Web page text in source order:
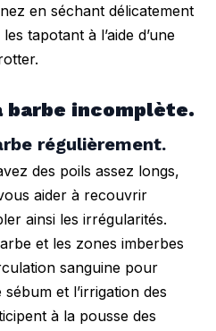
en séchant délicatement
tapotant à l’aide d’une
barbe incomplète.
régulièrement.
des poils assez longs,
aider à recouvrir
ainsi les irrégularités.
et les zones imberbes
sanguine pour
et l’irrigation des
à la pousse des